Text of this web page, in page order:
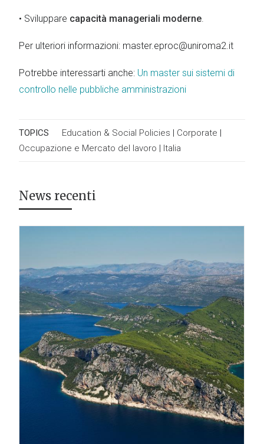
• Sviluppare capacità manageriali moderne.
Per ulteriori informazioni: master.eproc@uniroma2.it
Potrebbe interessarti anche: Un master sui sistemi di
controllo nelle pubbliche amministrazioni
TOPICS Education & Social Policies | Corporate |
Occupazione e Mercato del lavoro | Italia
News recenti